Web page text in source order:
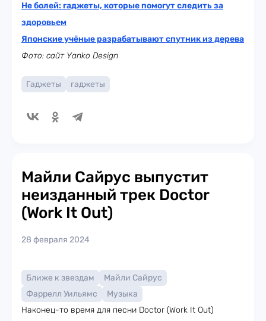
Не болей: гаджеты, которые помогут следить за
здоровьем
Японские учёные разрабатывают спутник из дерева
Фото: сайт Yanko Design
Гаджеты гаджеты
Майли Сайрус выпустит
неизданный трек Doctor
(Work It Out)
28 февраля 2024
Ближе к звездам
Майли Сайрус
Фаррелл Уильямс
Музыка
Наконец-то время для песни Doctor (Work It Out)